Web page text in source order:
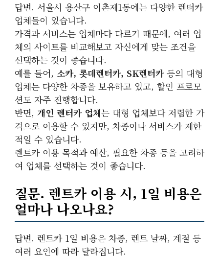
답변. 서울시 용산구 이촌제1동에는 다양한 렌터카
업체들이 있습니다.
가격과 서비스는 업체마다 다르기 때문에, 여러 업
체의 사이트를 비교해보고 자신에게 맞는 조건을
선택하는 것이 좋습니다.
예를 들어, 소카, 롯데렌터카, SK렌터카등의 대형
업체는 다양한 차종을 보유하고 있고, 할인 프로모
션도 자주 진행합니다.
반면, 개인 렌터카 업체는 대형 업체보다 저렴한 가
격으로 이용할 수 있지만, 차종이나 서비스가 제한
적일 수 있습니다.
렌트카 이용 목적과 예산, 필요한 차종 등을 고려하
여 업체를 선택하는 것이 좋습니다.
질문. 렌트카 이용 시, 1일 비용은
얼마나 나오나요?
답변. 렌트카 1일 비용은 차종, 렌트 날짜, 계절 등
여러 요인에 따라 달라집니다.